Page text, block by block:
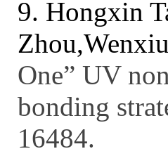
9. Hongxin
One” UV n
bonding s
16484.